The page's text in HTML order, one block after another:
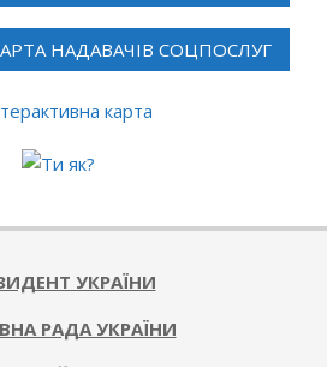
НАДАВАЧІВ СОЦПОСЛУГ
УКРАЇНИ
РАДА УКРАЇНИ